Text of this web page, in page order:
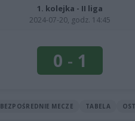
1. kolejka - II liga
2024-07-20, godz. 14:45
0 - 1
BEZPOŚREDNIE MECZE TABELA